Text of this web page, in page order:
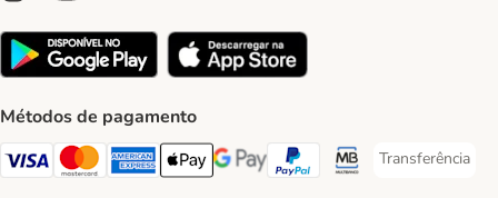
Métodos de pagamento
Visa Payment Method
Mastercard Payment Method
American Express Payment Method
Apple Pay Payment Method
Google Pay Payment Method
PayPal Payment Method
Multibanco Payment
Transferência
Transferência